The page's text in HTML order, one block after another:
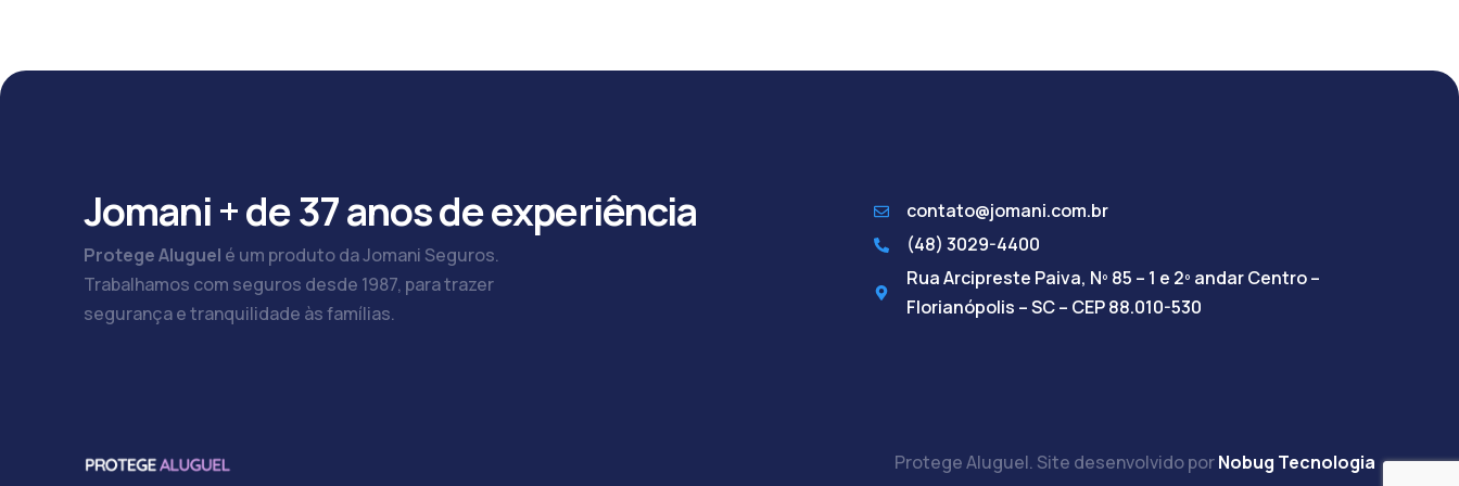
Jomani + de 37 anos de experiência
Protege Aluguel é um produto da Jomani Seguros.
Trabalhamos com seguros desde 1987, para trazer
segurança e tranquilidade às famílias.
contato@jomani.com.br
(48) 3029-4400
Rua Arcipreste Paiva, Nº 85 – 1 e 2º andar Centro –
Florianópolis – SC – CEP 88.010-530
Protege Aluguel. Site desenvolvido porNobug Tecnologia